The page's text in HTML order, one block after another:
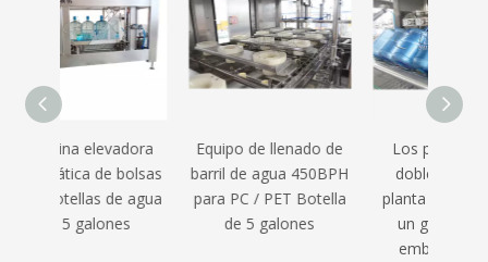
Equipo de llenado de
barril de agua 450BPH
para PC / PET Botella
de 5 galones
Los portabotellas
dobles alinean la
planta de llenado de
un galón para el